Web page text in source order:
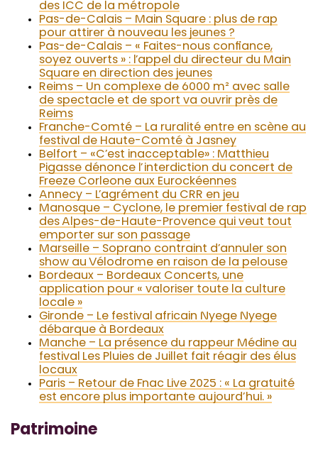
des ICC de la métropole
Pas-de-Calais – Main Square : plus de rap
pour attirer à nouveau les jeunes ?
Pas-de-Calais – « Faites-nous confiance,
soyez ouverts » : l’appel du directeur du Main
Square en direction des jeunes
Reims – Un complexe de 6000 m² avec salle
de spectacle et de sport va ouvrir près de
Reims
Franche-Comté – La ruralité entre en scène au
festival de Haute-Comté à Jasney
Belfort – «C’est inacceptable» : Matthieu
Pigasse dénonce l’interdiction du concert de
Freeze Corleone aux Eurockéennes
Annecy – L’agrément du CRR en jeu
Manosque – Cyclone, le premier festival de rap
des Alpes-de-Haute-Provence qui veut tout
emporter sur son passage
Marseille – Soprano contraint d’annuler son
show au Vélodrome en raison de la pelouse
Bordeaux – Bordeaux Concerts, une
application pour « valoriser toute la culture
locale »
Gironde – Le festival africain Nyege Nyege
débarque à Bordeaux
Manche – La présence du rappeur Médine au
festival Les Pluies de Juillet fait réagir des élus
locaux
Paris – Retour de Fnac Live 2025 : « La gratuité
est encore plus importante aujourd’hui. »
Patrimoine